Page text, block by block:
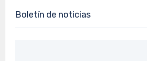
Boletín de noticias